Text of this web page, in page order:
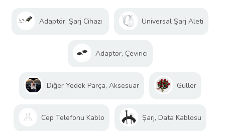
Adaptör, Şarj Cihazı Universal Şarj Aleti
Adaptör, Çevirici
Diğer Yedek Parça, Aksesuar Güller
Cep Telefonu Kablo Şarj, Data Kablosu